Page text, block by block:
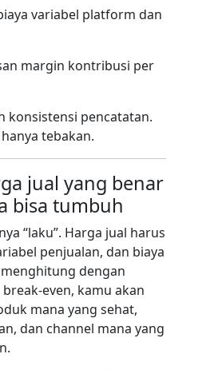
variabel platform dan
margin kontribusi per
konsistensi pencatatan.
tebakan.
jual yang benar
bisa tumbuh
“laku”. Harga jual harus
penjualan, dan biaya
dengan
even, kamu akan
mana yang sehat,
dan channel mana yang